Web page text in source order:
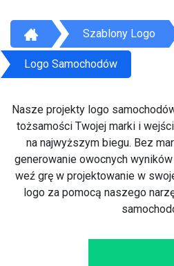
Szablony Logo
Logo Samochodów
Nasze projekty logo
tożsamości Twojej marki i
na najwyższym biegu. Bez
generowanie owocnych
weź grę w projektowanie w
logo za pomocą naszego